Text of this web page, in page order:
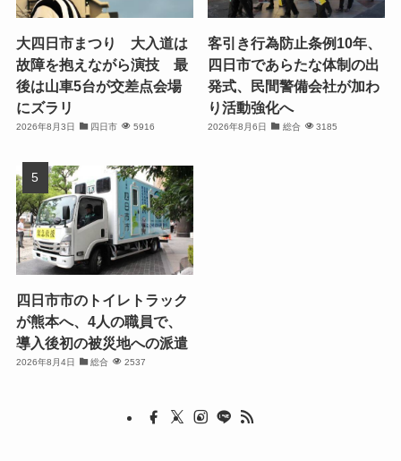
大四日市まつり 大入道は
故障を抱えながら演技 最
後は山車5台が交差点会場
にズラリ
2026年8月3日 四日市 5916
客引き行為防止条例10年、
四日市であらたな体制の出
発式、民間警備会社が加わ
り活動強化へ
2026年8月6日 総合 3185
四日市市のトイレトラック
が熊本へ、4人の職員で、
導入後初の被災地への派遣
2026年8月4日 総合 2537